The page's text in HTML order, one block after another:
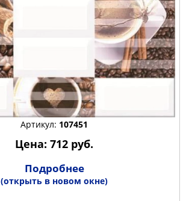
Артикул: 107451
Цена: 712 руб.
Подробнее
(открыть в новом окне)